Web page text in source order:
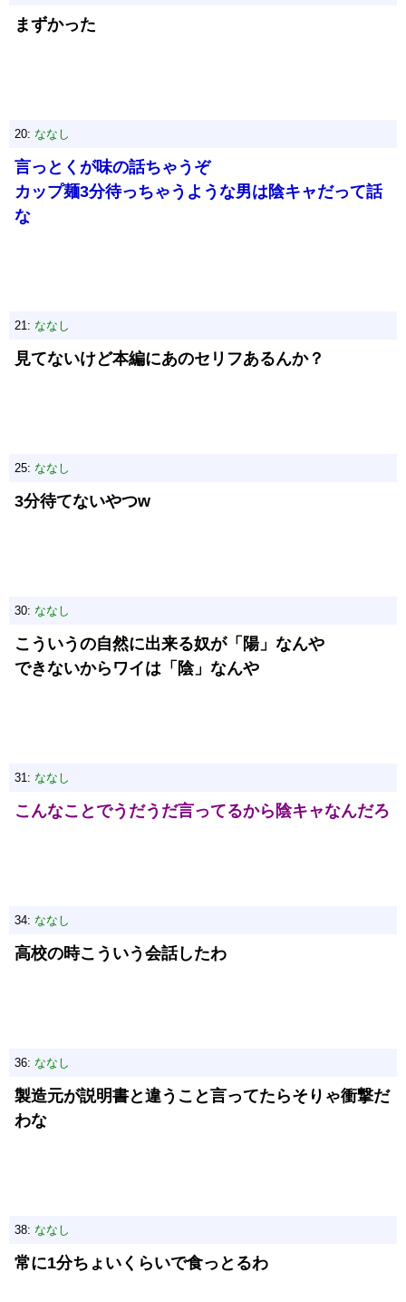
まずかった
20: ななし
言っとくが味の話ちゃうぞ
カップ麺3分待っちゃうような男は陰キャだって話
な
21: ななし
見てないけど本編にあのセリフあるんか？
25: ななし
3分待てないやつw
30: ななし
こういうの自然に出来る奴が「陽」なんや
できないからワイは「陰」なんや
31: ななし
こんなことでうだうだ言ってるから陰キャなんだろ
34: ななし
高校の時こういう会話したわ
36: ななし
製造元が説明書と違うこと言ってたらそりゃ衝撃だ
わな
38: ななし
常に1分ちょいくらいで食っとるわ